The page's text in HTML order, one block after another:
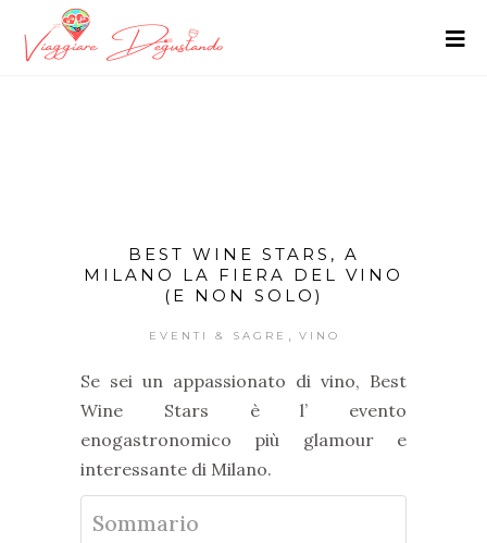
BEST WINE STARS, A
MILANO LA FIERA DEL VINO
(E NON SOLO)
EVENTI & SAGRE VINO
Se sei un appassionato di vino, Best
Wine Stars è l’ evento
enogastronomico più glamour e
interessante di Milano.
Sommario